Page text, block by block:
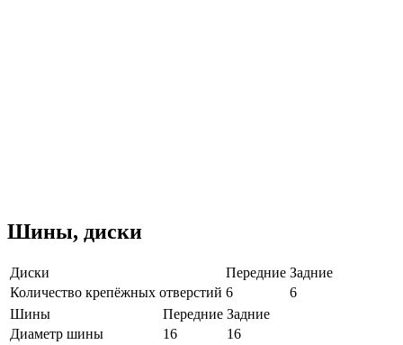
Шины, диски
Диски Передние Задние
Количество крепёжных отверстий 6
6
Шины
Передние Задние
Диаметр шины
16
16